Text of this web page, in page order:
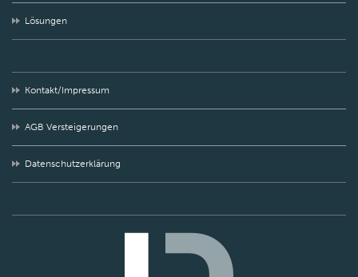
Lösungen
Kontakt/Impressum
AGB Versteigerungen
Datenschutzerklärung